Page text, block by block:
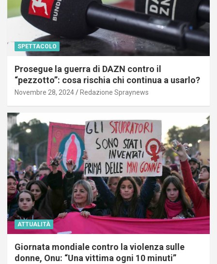
SPETTACOLO
Prosegue la guerra di DAZN contro il
“pezzotto”: cosa rischia chi continua a usarlo?
Novembre 28, 2024 Redazione Spraynews
ATTUALITÀ
Giornata mondiale contro la violenza sulle
donne, Onu: “Una vittima ogni 10 minuti”